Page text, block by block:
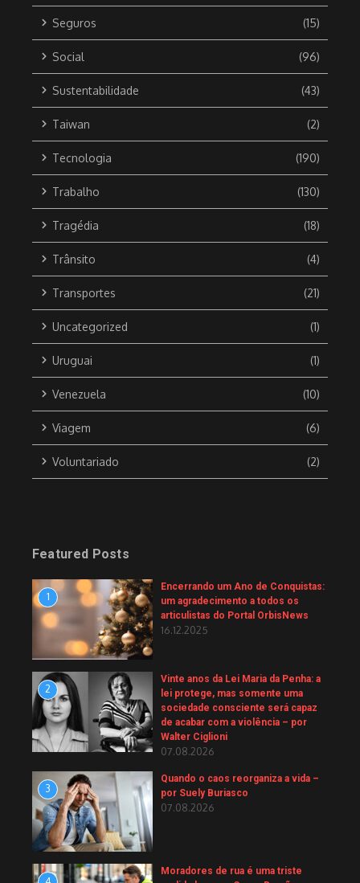
Seguros (15)
Social (96)
Sustentabilidade (43)
Taiwan (2)
Tecnologia (190)
Trabalho (130)
Tragédia (18)
Trânsito (4)
Transportes (21)
Uncategorized (1)
Uruguai (1)
Venezuela (10)
Viagem (6)
Voluntariado (2)
Featured Posts
1
Encerrando um Ano de Conquistas:
um agradecimento a todos os
articulistas do Portal OrbisNews
16.12.2025
2
Vinte anos da Lei Maria da Penha: a
lei protege, mas somente uma
sociedade consciente será capaz
de acabar com a violência – por
Walter Ciglioni
07.08.2026
3
Quando o caos reorganiza a vida –
por Suely Buriasco
07.08.2026
Moradores de rua é uma triste